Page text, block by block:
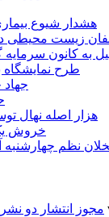
هشدار شیوع
زیست محیطی
به کانون
طرح نمایشگاه
جهاد
۹۰۰هزار اصله نهال
خروش
نظم
مجوز انتشار دو